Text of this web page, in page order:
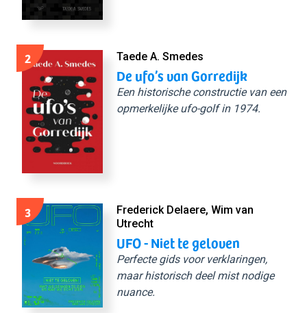
2 Taede A. Smedes
De ufo’s van Gorredijk
Een historische constructie van een
opmerkelijke ufo-golf in 1974.
3
Frederick Delaere, Wim van
Utrecht
UFO - Niet te geloven
Perfecte gids voor verklaringen,
maar historisch deel mist nodige
nuance.